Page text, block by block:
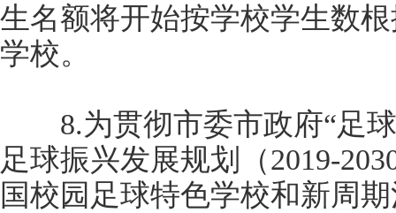
生名额将开始按学校学生数
学校。
8.为贯彻市委市政府“足球
足球振兴发展规划（2019-
国校园足球特色学校和新周